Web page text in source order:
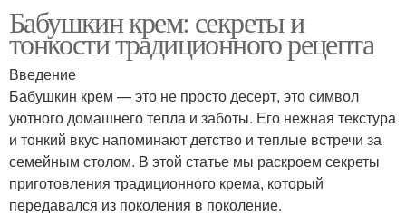
Бабушкин крем: секреты и
тонкости традиционного рецепта
Введение
Бабушкин крем — это не просто десерт, это символ
уютного домашнего тепла и заботы. Его нежная текстура
и тонкий вкус напоминают детство и теплые встречи за
семейным столом. В этой статье мы раскроем секреты
приготовления традиционного крема, который
передавался из поколения в поколение.